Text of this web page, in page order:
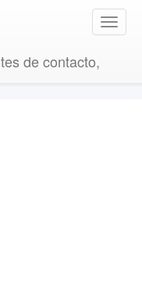
T
o
de contacto,